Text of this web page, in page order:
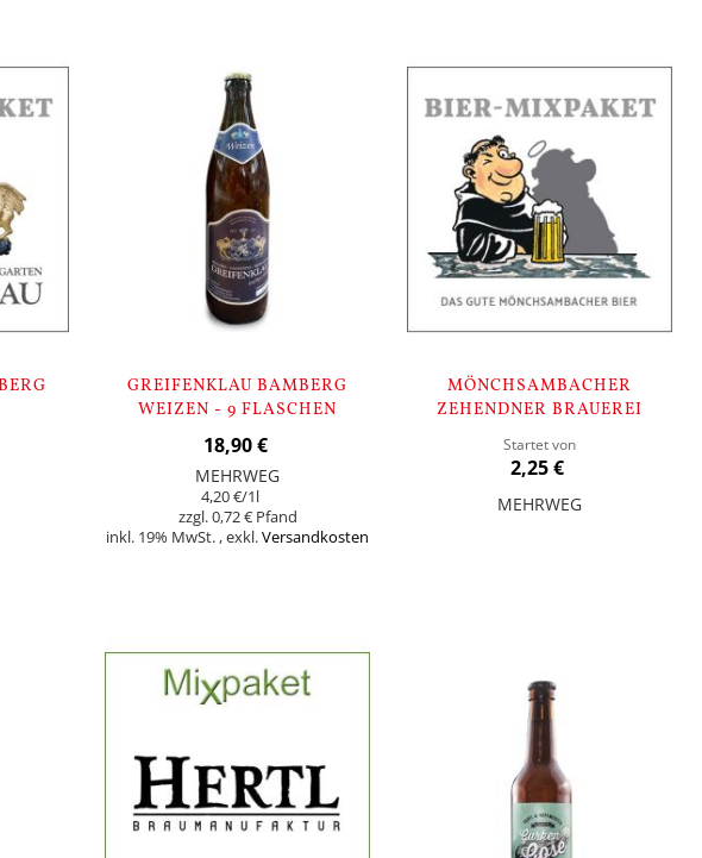
GREIFENKLAU BAMBERG
WEIZEN - 9 FLASCHEN
18,90 €
MEHRWEG
4,20 €/1l
0,72 €
inkl. 19% MwSt.,exkl.Versandkosten
MÖNCHSAMBACHER
ZEHENDNER BRAUEREI
MIXPAKET
Startet von
2,25 €
MEHRWEG